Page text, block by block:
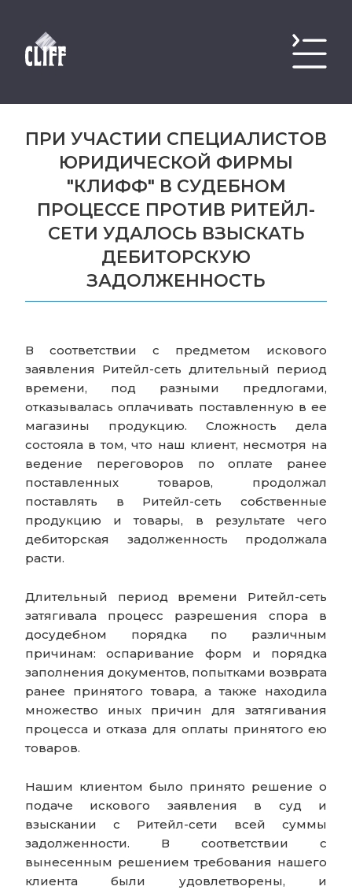
ПРИ УЧАСТИИ СПЕЦИАЛИСТОВ
ЮРИДИЧЕСКОЙ ФИРМЫ
"КЛИФФ" В СУДЕБНОМ
ПРОЦЕССЕ ПРОТИВ РИТЕЙЛ-
СЕТИ УДАЛОСЬ ВЗЫСКАТЬ
ДЕБИТОРСКУЮ
ЗАДОЛЖЕННОСТЬ
В соответствии с предметом искового
заявления Ритейл-сеть длительный период
времени, под разными предлогами,
отказывалась оплачивать поставленную в ее
магазины продукцию. Сложность дела
состояла в том, что наш клиент, несмотря на
ведение переговоров по оплате ранее
поставленных товаров, продолжал
поставлять в Ритейл-сеть собственные
продукцию и товары, в результате чего
дебиторская задолженность продолжала
расти.
Длительный период времени Ритейл-сеть
затягивала процесс разрешения спора в
досудебном порядка по различным
причинам: оспаривание форм и порядка
заполнения документов, попытками возврата
ранее принятого товара, а также находила
множество иных причин для затягивания
процесса и отказа для оплаты принятого ею
товаров.
Нашим клиентом было принято решение о
подаче искового заявления в суд и
взыскании с Ритейл-сети всей суммы
задолженности. В соответствии с
вынесенным решением требования нашего
клиента были удовлетворены, и